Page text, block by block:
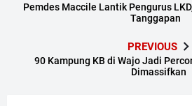
Pemdes Maccile Lantik Pengurus
Tanggapan
PREVIOUS
90 Kampung KB di Wajo Jadi
Dimassifkan